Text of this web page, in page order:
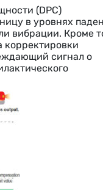
(DPC)
в уровнях
вибрации. Кроме
корректировки
сигнал о